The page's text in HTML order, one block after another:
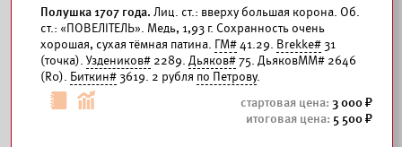
Полушка 1707 года. Лиц. ст.: вверху большая корона. Об.
ст.: «ПОВЕЛIТЕЛЬ». Медь, 1,93 г. Сохранность очень
хорошая, сухая тёмная патина. ГМ#41.29. Brekke#31
(точка). Уздеников# 2289. Дьяков#75. ДьяковММ# 2646
(R0). Биткин#3619. 2 рубля по Петрову.
3 000
5 500